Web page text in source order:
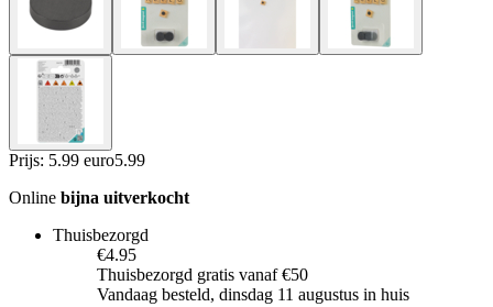
Prijs: 5.99 euro5.99
Online bijna uitverkocht
Thuisbezorgd
€4.95
Thuisbezorgd gratis vanaf €50
Vandaag besteld, dinsdag 11 augustus in huis